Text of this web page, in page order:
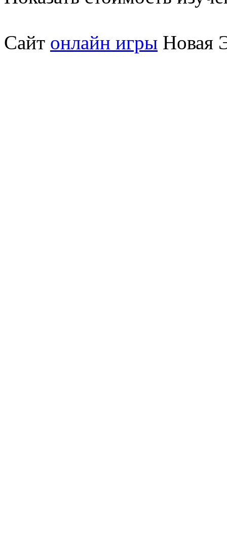
Сайт онлайн игры Новая